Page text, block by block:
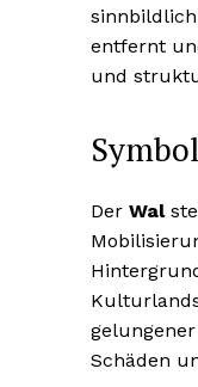
entfernt
und
Der Wal
Schäden